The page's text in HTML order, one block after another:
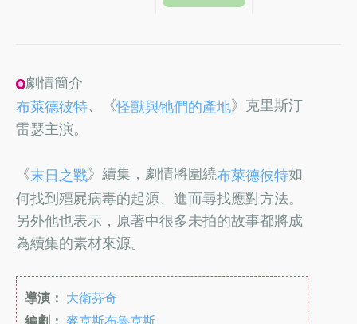
劇情簡介
布萊德彼特、《怪獸與牠們的產地》克里斯汀
雷瑟主演。
《末日之戰》續集，劇情將圍繞布萊德彼特如
何找到殭屍病毒的起源、進而尋找應對方法。
另外他也表示，原著中很多未拍的故事都將成
為續集的素材來源。
導演： 大衛芬奇